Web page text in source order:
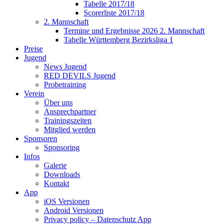
Tabelle 2017/18
Scorerliste 2017/18
2. Mannschaft
Termine und Ergebnisse 2026 2. Mannschaft
Tabelle Württemberg Bezirksliga 1
Preise
Jugend
News Jugend
RED DEVILS Jugend
Probetraining
Verein
Über uns
Ansprechpartner
Trainingszeiten
Mitglied werden
Sponsoren
Sponsoring
Infos
Galerie
Downloads
Kontakt
App
iOS Versionen
Android Versionen
Privacy policy – Datenschutz App